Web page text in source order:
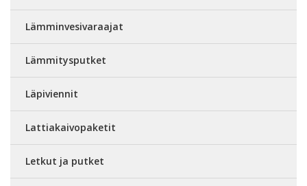
Lämminvesivaraajat
Lämmitysputket
Läpiviennit
Lattiakaivopaketit
Letkut ja putket